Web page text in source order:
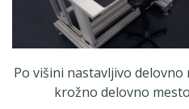
Po višini nastavljivo
krožno delovno